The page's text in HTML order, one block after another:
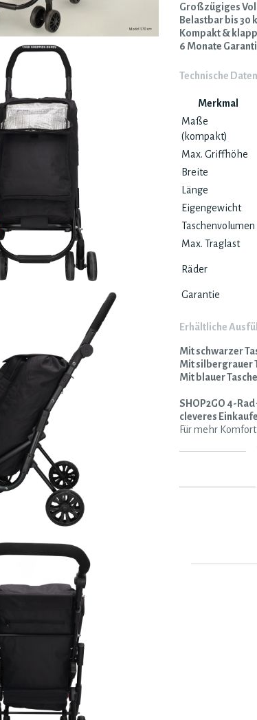
Großzügiges
Belastbar bis 30
Kompakt &
6 Monate
Technische
Merkmal
Maße
(kompakt)
Max. Griffhöhe
Breite
Länge
Eigengewicht
Taschenvolumen
Max. Traglast
Räder
Garantie
Erhältliche
Mit schwarzer
Mit silbergrauer
Mit blauer Tasche
SHOP2GO 4-
cleveres
Für mehr